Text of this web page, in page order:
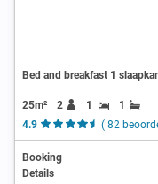
Bed and breakfast 1
25m² 2 1
1
4.9
( 82
Booking
Details